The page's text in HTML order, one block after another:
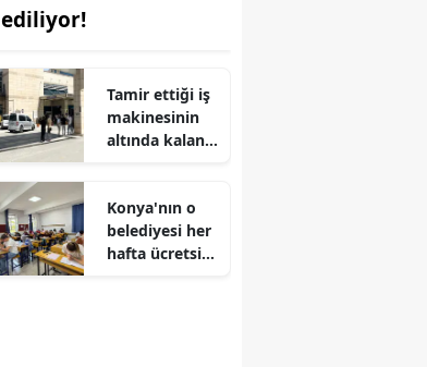
ediliyor!
Tamir ettiği iş
makinesinin
altında kalan
Konya'nın o
belediyesi her
hafta ücretsiz